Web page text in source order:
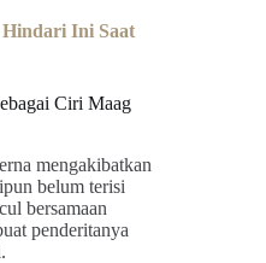
Ini Saat
Ciri Maag
mengakibatkan
belum terisi
bersamaan
penderitanya